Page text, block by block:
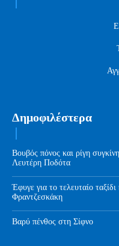
Δημοφιλέστερα
Βουβός πόνος και ρίγη
Λευτέρη Ποδότα
Έφυγε για το τελευταίο
Φραντζεσκάκη
Βαρύ πένθος στη Σίφνο